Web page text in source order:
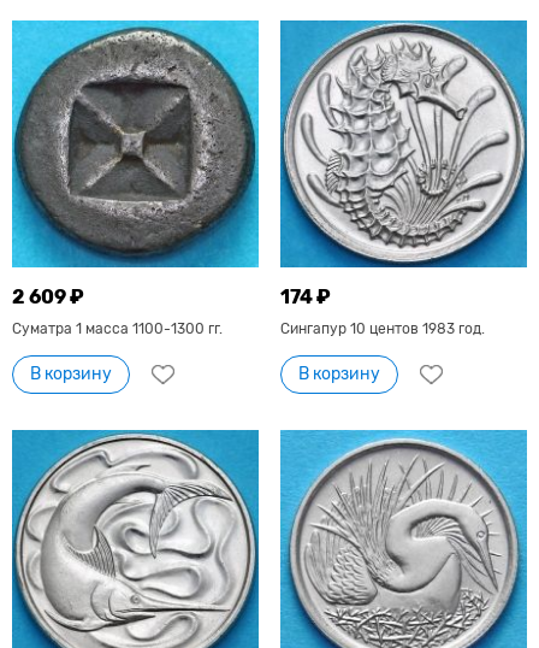
2 609 ₽
Суматра 1 масса 1100-1300 гг.
В корзину
174 ₽
Сингапур 10 центов 1983 год.
В корзину